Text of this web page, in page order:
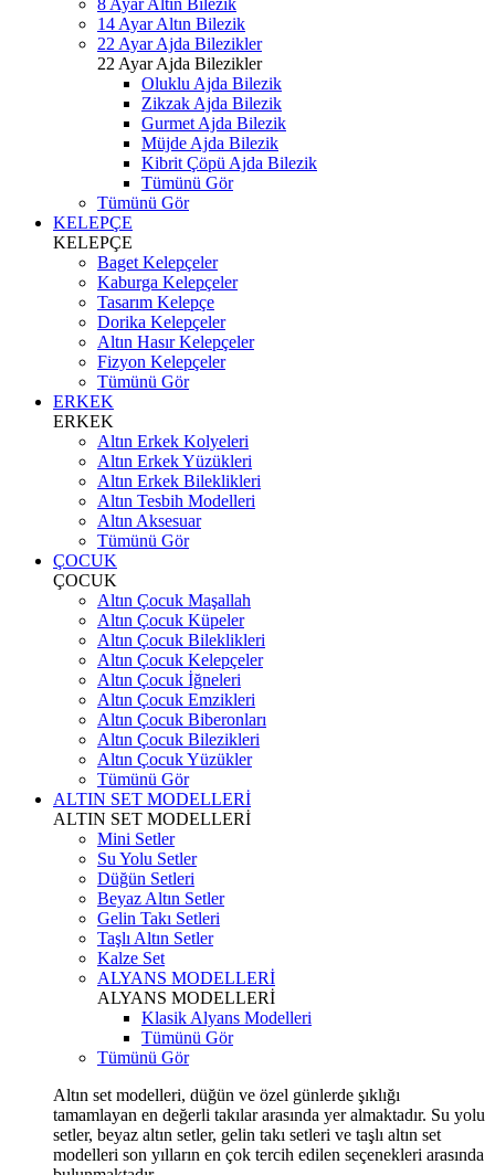
8 Ayar Altın Bilezik
14 Ayar Altın Bilezik
22 Ayar Ajda Bilezikler
22 Ayar Ajda Bilezikler
Oluklu Ajda Bilezik
Zikzak Ajda Bilezik
Gurmet Ajda Bilezik
Müjde Ajda Bilezik
Kibrit Çöpü Ajda Bilezik
Tümünü Gör
Tümünü Gör
KELEPÇE
KELEPÇE
Baget Kelepçeler
Kaburga Kelepçeler
Tasarım Kelepçe
Dorika Kelepçeler
Altın Hasır Kelepçeler
Fizyon Kelepçeler
Tümünü Gör
ERKEK
ERKEK
Altın Erkek Kolyeleri
Altın Erkek Yüzükleri
Altın Erkek Bileklikleri
Altın Tesbih Modelleri
Altın Aksesuar
Tümünü Gör
ÇOCUK
ÇOCUK
Altın Çocuk Maşallah
Altın Çocuk Küpeler
Altın Çocuk Bileklikleri
Altın Çocuk Kelepçeler
Altın Çocuk İğneleri
Altın Çocuk Emzikleri
Altın Çocuk Biberonları
Altın Çocuk Bilezikleri
Altın Çocuk Yüzükler
Tümünü Gör
ALTIN SET MODELLERİ
ALTIN SET MODELLERİ
Mini Setler
Su Yolu Setler
Düğün Setleri
Beyaz Altın Setler
Gelin Takı Setleri
Taşlı Altın Setler
Kalze Set
ALYANS MODELLERİ
ALYANS MODELLERİ
Klasik Alyans Modelleri
Tümünü Gör
Tümünü Gör
Altın set modelleri, düğün ve özel günlerde şıklığı
tamamlayan en değerli takılar arasında yer almaktadır. Su yolu
setler, beyaz altın setler, gelin takı setleri ve taşlı altın set
modelleri son yılların en çok tercih edilen seçenekleri arasında